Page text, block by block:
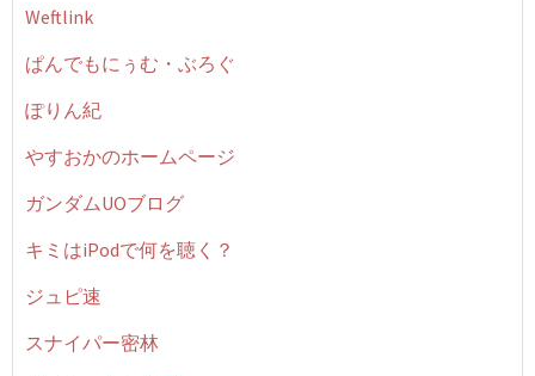
Weftlink
ぱんでもにぅむ・ぶろぐ
ぽりん紀
やすおかのホームページ
ガンダムUOブログ
キミはiPodで何を聴く？
ジュピ速
スナイパー密林